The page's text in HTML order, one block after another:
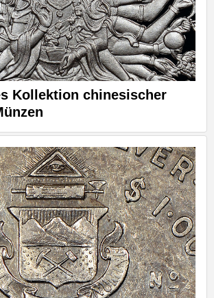
Kollektion chinesischer